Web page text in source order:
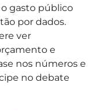
gasto público
por dados.
ver
e
nos números e
no debate